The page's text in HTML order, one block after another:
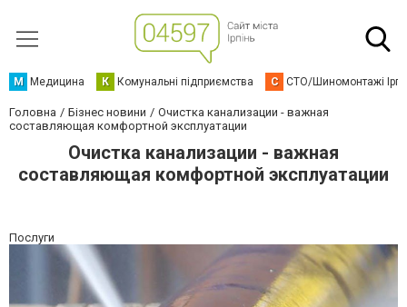
М Медицина К Комунальні підприємства С СТО/Шиномонтажі
Головна Бізнес новини
Очистка канализации - важная
составляющая комфортной эксплуатации
Очистка канализации - важная
составляющая комфортной эксплуатации
Послуги